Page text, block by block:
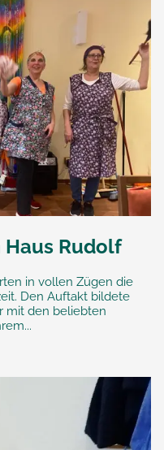
Haus Rudolf
in vollen Zügen die
Den Auftakt bildete
mit den beliebten